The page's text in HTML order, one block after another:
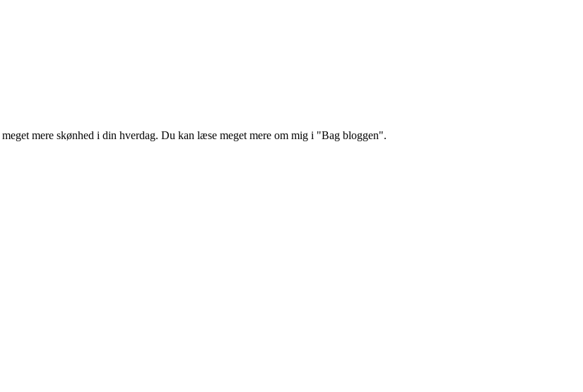
mere skønhed i din hverdag. Du kan læse meget mere om mig i "Bag bloggen".